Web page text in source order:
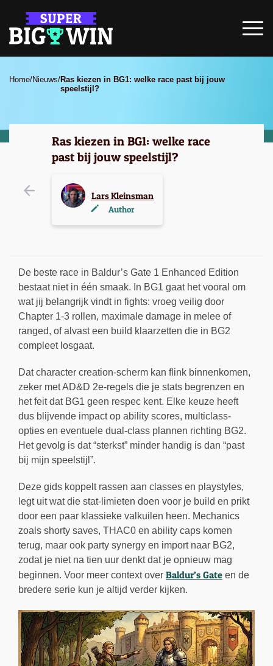
Home/Nieuws/Ras kiezen in BG1: welke race past bij jouw
speelstijl?
Ras kiezen in BG1: welke race
past bij jouw speelstijl?
Lars Kleinsman
Author
De beste race in Baldur’s Gate 1 Enhanced Edition
bestaat niet in één smaak. In BG1 gaat het vooral om
wat jij belangrijk vindt in fights: vroeg veilig door
Chapter 1-3 rollen, maximale damage in melee of
ranged, of alvast een build klaarzetten die in BG2
compleet losgaat.
Dat character creation-scherm kan flink binnenkomen,
zeker met AD&D 2e-regels die je stats begrenzen en
het feit dat BG1 geen respec kent. Elke keuze heeft
dus blijvende impact op ability scores, multiclass-
opties en eventuele dual-class plannen richting BG2.
Het gevolg is dat “sterkst” minder handig is dan “past
bij mijn speelstijl”.
Deze gids koppelt rassen aan classes en playstyles,
legt uit wat die stat-limieten doen voor je build en prikt
door een paar klassieke valkuilen heen. Mechanics
zoals shorty saves, THAC0 en ability caps komen
terug, maar ook party synergy en import naar BG2,
zodat je niet na tien uur denkt dat je opnieuw mag
beginnen. Voor meer context over Baldur’s Gate en de
bredere serie kun je altijd verder kijken.